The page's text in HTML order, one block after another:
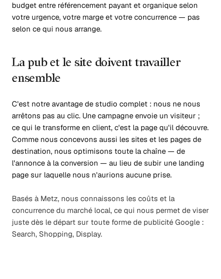
budget entre référencement payant et organique selon
votre urgence, votre marge et votre concurrence — pas
selon ce qui nous arrange.
La pub et le site doivent travailler
ensemble
C'est notre avantage de studio complet : nous ne nous
arrêtons pas au clic. Une campagne envoie un visiteur ;
ce qui le transforme en client, c'est la page qu'il découvre.
Comme nous concevons aussi les sites et les pages de
destination, nous optimisons toute la chaîne — de
l'annonce à la conversion — au lieu de subir une landing
page sur laquelle nous n'aurions aucune prise.
Basés à Metz, nous connaissons les coûts et la
concurrence du marché local, ce qui nous permet de viser
juste dès le départ sur toute forme de publicité Google :
Search, Shopping, Display.